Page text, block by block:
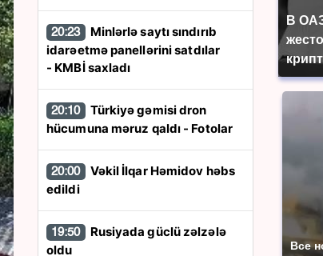
В
Все
20:23
idarəetmə panellərini satdılar
- KMBİ saxladı
20:10
hücumuna məruz qaldı - Fotolar
20:00
edildi
19:50
oldu